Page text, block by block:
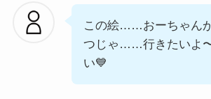
この絵……おーちゃん
つじゃ……行きたいよ
い💙